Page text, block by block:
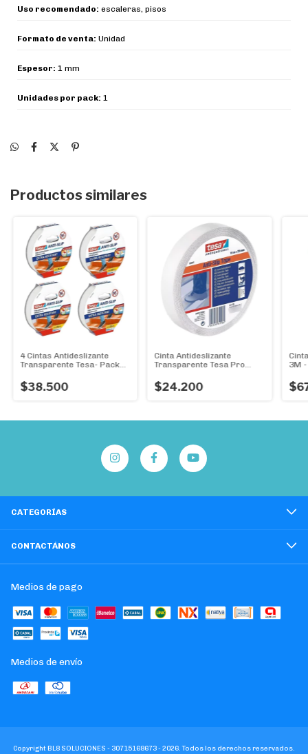
Uso recomendado: escaleras, pisos
Formato de venta: Unidad
Espesor: 1 mm
Unidades por pack: 1
Productos similares
4 Cintas Antideslizante
Transparente Tesa- Pack
$38.500
Cinta Antideslizante
Transparente Tesa Pro
$24.200
3M
18m.
CATEGORÍAS
CONTACTÁNOS
Medios de pago
Medios de envío
Copyright BL8 SOLUCIONES - 30715168673 - 2026. Todos los derechos reservados.